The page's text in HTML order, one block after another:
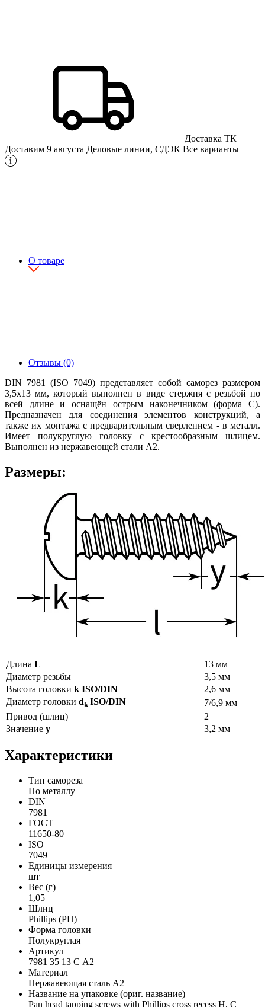
Доставка ТК
Доставим 9 августа Деловые линии, СДЭК Все варианты
О товаре
Отзывы (0)
DIN 7981 (ISO 7049) представляет собой саморез размером
3,5х13 мм, который выполнен в виде стержня с резьбой по
всей длине и оснащён острым наконечником (форма С).
Предназначен для соединения элементов конструкций, а
также их монтажа с предварительным сверлением - в металл.
Имеет полукруглую головку с крестообразным шлицем.
Выполнен из нержавеющей стали А2.
Размеры:
Длина L
13 мм
Диаметр резьбы
3,5 мм
Высота головки k ISO/DIN
2,6 мм
Диаметр головки dk ISO/DIN
7/6,9 мм
Привод (шлиц)
2
Значение y 3,2 мм
Характеристики
Тип самореза
По металлу
DIN
7981
ГОСТ
11650-80
ISO
7049
Единицы измерения
шт
Вес (г)
1,05
Шлиц
Phillips (PH)
Форма головки
Полукруглая
Артикул
7981 35 13 C А2
Материал
Нержавеющая сталь А2
Название на упаковке (ориг. название)
Pan head tapping screws with Phillips cross recess H, C =